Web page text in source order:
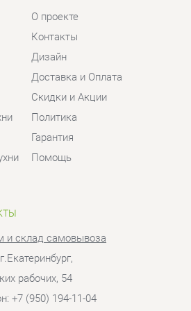
Политика
Гарантия
Помощь
склад самовывоза
рабочих, 54
10:00 - 20:00 (GMT+5)
сообщение
2026 Кухни Екатеринбург